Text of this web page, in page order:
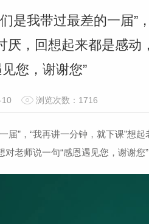
是我带过最差的一届”
厌，回想起来都是感
您，谢谢您”
10 浏览次数：1716
届”，“我再讲一分钟，就下课”想起
对老师说一句“感恩遇见您，谢谢您”